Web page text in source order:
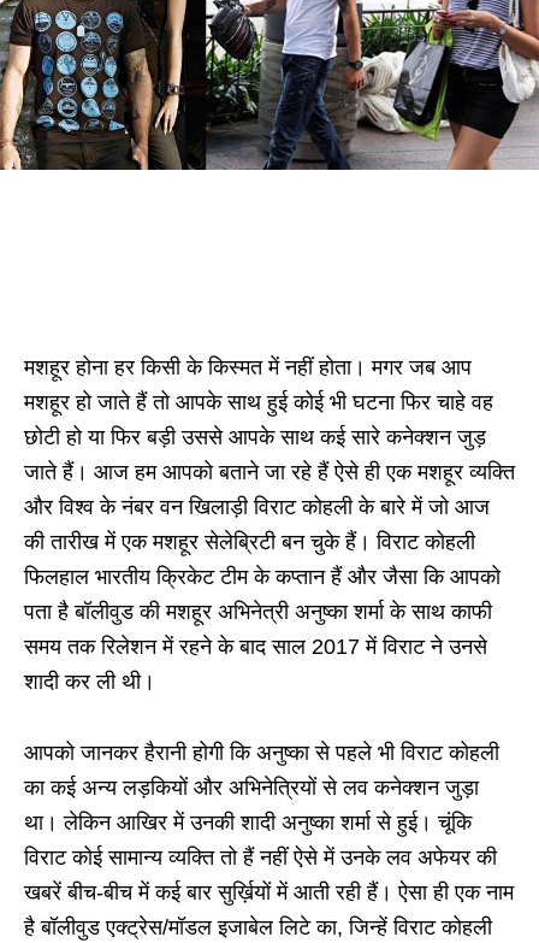
मशहूर होना हर किसी के किस्मत में नहीं होता। मगर जब आप
मशहूर हो जाते हैं तो आपके साथ हुई कोई भी घटना फिर चाहे वह
छोटी हो या फिर बड़ी उससे आपके साथ कई सारे कनेक्शन जुड़
जाते हैं। आज हम आपको बताने जा रहे हैं ऐसे ही एक मशहूर व्यक्ति
और विश्व के नंबर वन खिलाड़ी विराट कोहली के बारे में जो आज
की तारीख में एक मशहूर सेलेब्रिटी बन चुके हैं। विराट कोहली
फिलहाल भारतीय क्रिकेट टीम के कप्तान हैं और जैसा कि आपको
पता है बॉलीवुड की मशहूर अभिनेत्री अनुष्का शर्मा के साथ काफी
समय तक रिलेशन में रहने के बाद साल 2017 में विराट ने उनसे
शादी कर ली थी।
आपको जानकर हैरानी होगी कि अनुष्का से पहले भी विराट कोहली
का कई अन्य लड़कियों और अभिनेत्रियों से लव कनेक्शन जुड़ा
था। लेकिन आखिर में उनकी शादी अनुष्का शर्मा से हुई। चूंकि
विराट कोई सामान्य व्यक्ति तो हैं नहीं ऐसे में उनके लव अफेयर की
खबरें बीच-बीच में कई बार सुर्ख़ियों में आती रही हैं। ऐसा ही एक नाम
है बॉलीवुड एक्ट्रेस/मॉडल इजाबेल लिटे का, जिन्हें विराट कोहली